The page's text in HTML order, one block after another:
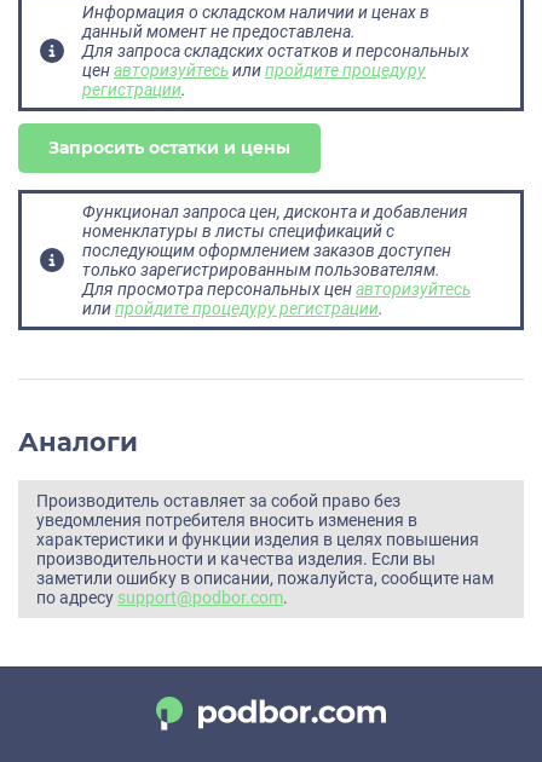
Информация о складском наличии и ценах в
данный момент не предоставлена.
Для запроса складских остатков и персональных
ценавторизуйтесьилипройдите процедуру
регистрации.
Запросить остатки и цены
Функционал запроса цен, дисконта и добавления
номенклатуры в листы спецификаций с
последующим оформлением заказов доступен
только зарегистрированным пользователям.
Для просмотра персональных ценавторизуйтесь
илипройдите процедуру регистрации.
Аналоги
Производитель оставляет за собой право без
уведомления потребителя вносить изменения в
характеристики и функции изделия в целях повышения
производительности и качества изделия. Если вы
заметили ошибку в описании, пожалуйста, сообщите нам
по адресу support@podbor.com.